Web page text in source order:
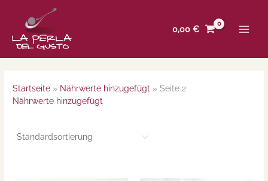
springen
0,00€
Startseite » Nährwerte hinzugefügt »Seite 2
Nährwerte hinzugefügt